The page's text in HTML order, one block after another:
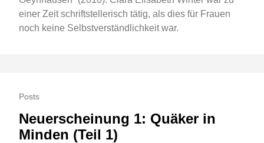
einer Zeit schriftstellerisch tätig, als dies für Frauen
noch keine Selbstverständlichkeit war.
Posts
Neuerscheinung 1: Quäker in
Minden (Teil 1)